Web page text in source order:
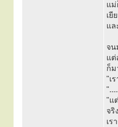
แม่
เยี
แล
จน
แต่
ก็ม
"เ
"แ
จริ
เร